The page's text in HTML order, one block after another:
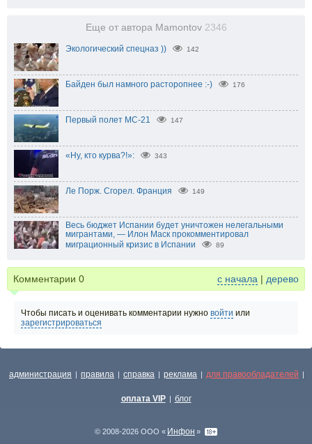
Еще от автора Mamontov 2346
Экологический спецназ )) 142
Байден был намного расторопнее :-) 176
Первый полет МС-21 147
«Ну, кто курва?!»: 343
Ле Порж. Сгорел. Франция 149
Весь бюджет Испании будет уничтожен нелегальными
мигрантами, — Илон Маск прокомментировал
миграционный кризис в Испании
89
Комментарии 0 с начала | дерево
Чтобы писать и оценивать комментарии нужно войти или
зарегистрироваться
администрация | правила | справка | реклама | для правообладателей |
оплата VIP | блог
© 2008-2026 ООО « Инфон »